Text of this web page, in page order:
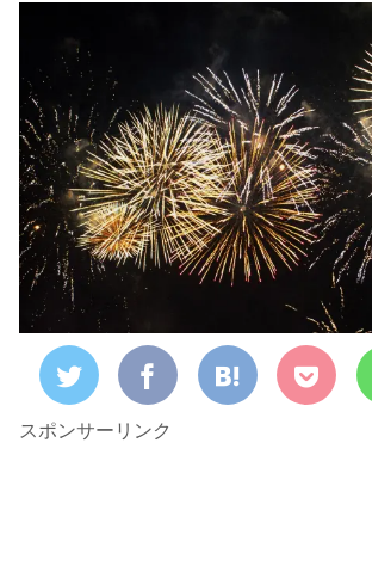
スポンサーリンク